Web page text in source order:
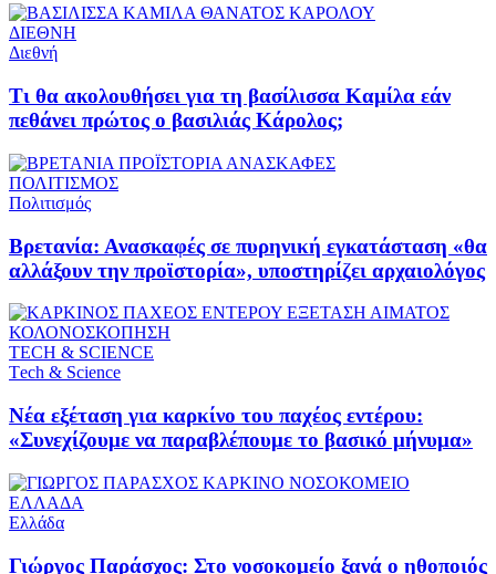
ΔΙΕΘΝΗ
Διεθνή
Τι θα ακολουθήσει για τη βασίλισσα Καμίλα εάν
πεθάνει πρώτος ο βασιλιάς Κάρολος;
ΠΟΛΙΤΙΣΜΟΣ
Πολιτισμός
Βρετανία: Ανασκαφές σε πυρηνική εγκατάσταση «θα
αλλάξουν την προϊστορία», υποστηρίζει αρχαιολόγος
ΤECH & SCIENCE
Τech & Science
Νέα εξέταση για καρκίνο του παχέος εντέρου:
«Συνεχίζουμε να παραβλέπουμε το βασικό μήνυμα»
ΕΛΛΑΔΑ
Ελλάδα
Γιώργος Παράσχος: Στο νοσοκομείο ξανά ο ηθοποιός